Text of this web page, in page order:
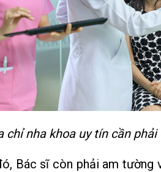
chỉ nha khoa uy tín cần
Bác sĩ còn phải am